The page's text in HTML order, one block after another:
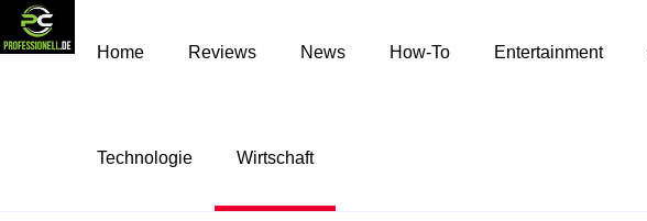
Home Reviews News How-To Entertainment
Technologie Wirtschaft